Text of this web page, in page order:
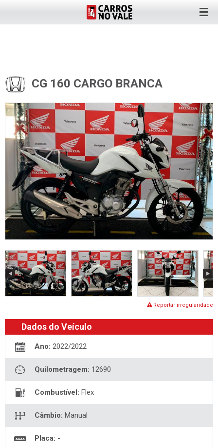
CG 160 CARGO BRANCA
Reportar irregularidade
Dados do Veículo
Ano: 2022/2022
Quilometragem: 12690
Combustível: Flex
Câmbio: Manual
Placa: -